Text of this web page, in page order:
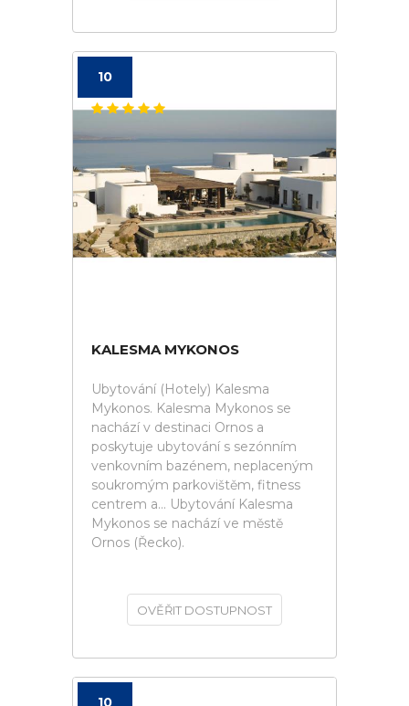
10
KALESMA MYKONOS
Ubytování (Hotely) Kalesma
Mykonos. Kalesma Mykonos se
nachází v destinaci Ornos a
poskytuje ubytování s sezónním
venkovním bazénem, neplaceným
soukromým parkovištěm, fitness
centrem a... Ubytování Kalesma
Mykonos se nachází ve městě
Ornos (Řecko).
OVĚŘIT DOSTUPNOST
10